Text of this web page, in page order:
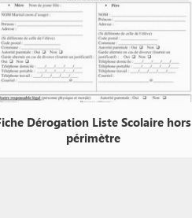
Dérogation Liste Scolaire hors
périmètre